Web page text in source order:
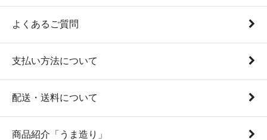
よくあるご質問
支払い方法について
配送・送料について
商品紹介「うま造り」